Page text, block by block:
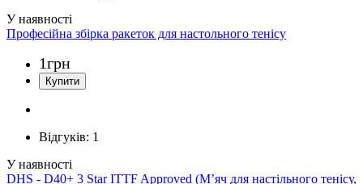
Професійна збірка ракеток для настольного тенісу
1грн
Відгуків: 1
DHS - D40+ 3 Star ITTF Approved (М’яч для настільного тенісу,